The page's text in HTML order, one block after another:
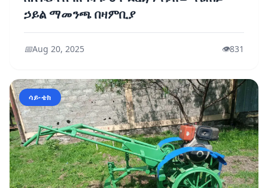
ኃይል ማመንጫ በዛምቢያ
📅Aug 20, 2025 👁️831
ሳይ-ቴክ